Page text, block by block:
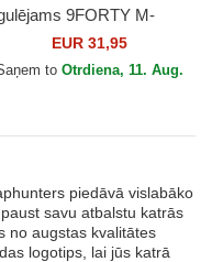
9FORTY M-
Check no Valentino
VR46 MotoGP no New
EUR 31,95
to Otrdiena, 11. Aug.
piedāvā vislabāko
savu atbalstu katrās
no augstas kvalitātes
logotips, lai jūs katrā